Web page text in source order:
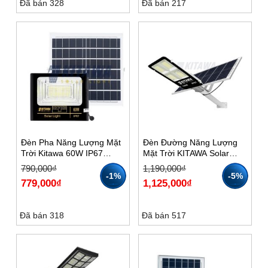
Đã bán 328 Đã bán 217
-1%
Đèn Pha Năng Lượng Mặt
Trời Kitawa 60W IP67
DP160
790,000₫
Giá
gốc
là:
790,000₫.
779,000₫
Giá
hiện
tại
Đã bán 318
-5%
Đèn Đường Năng Lượng
Mặt Trời KITAWA Solar
Light 150W BC1150
1,190,000₫
Giá
gốc
là:
1,190,000₫.
1,125,000₫
Giá
hiện
tại
là:
Đã bán 517